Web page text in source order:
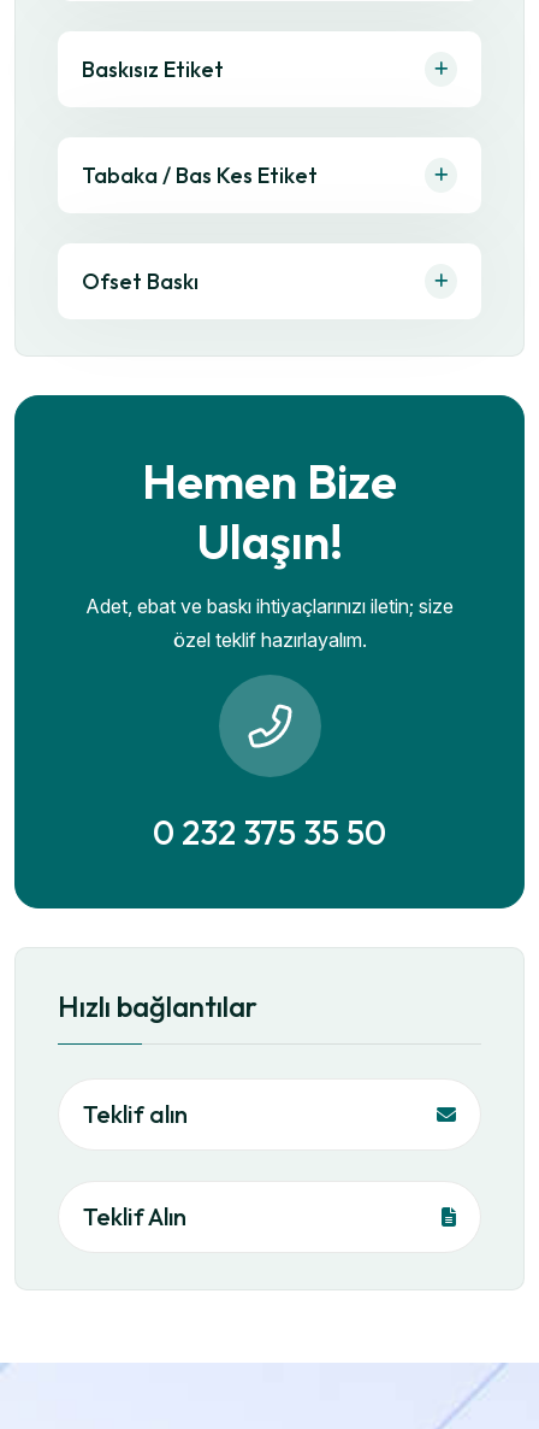
Baskısız Etiket
Tabaka / Bas Kes Etiket
Ofset Baskı
Hemen Bize
Ulaşın!
Adet, ebat ve baskı ihtiyaçlarınızı iletin; size
özel teklif hazırlayalım.
0 232 375 35 50
Hızlı bağlantılar
Teklif alın
Teklif Alın